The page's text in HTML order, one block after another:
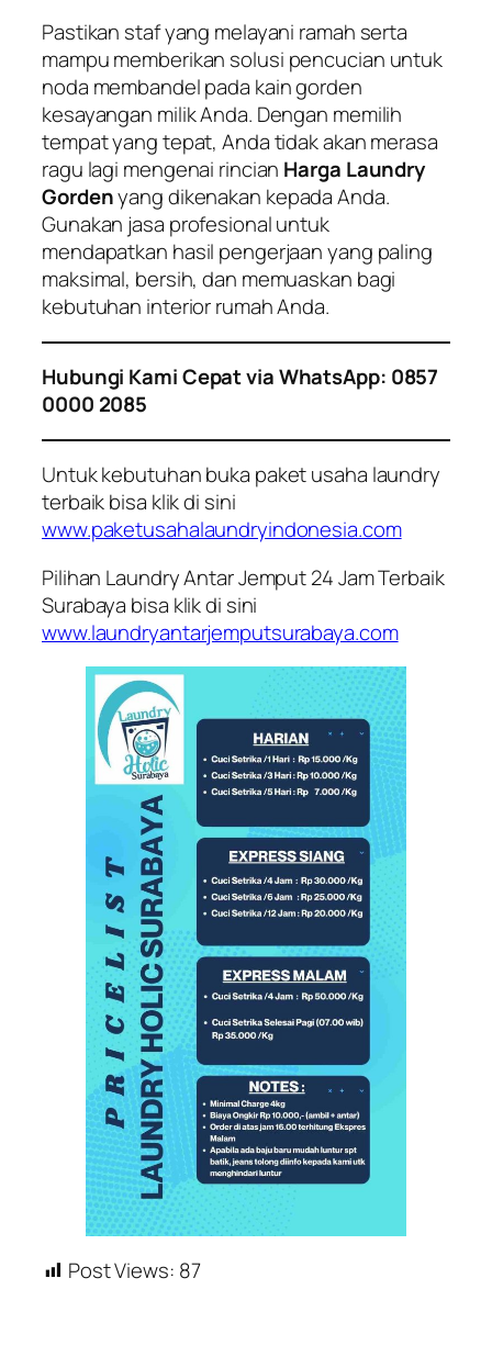
Pastikan staf yang melayani ramah serta
mampu memberikan solusi pencucian untuk
noda membandel pada kain gorden
kesayangan milik Anda. Dengan memilih
tempat yang tepat, Anda tidak akan merasa
ragu lagi mengenai rincian Harga Laundry
Gordenyang dikenakan kepada Anda.
Gunakan jasa profesional untuk
mendapatkan hasil pengerjaan yang paling
maksimal, bersih, dan memuaskan bagi
kebutuhan interior rumah Anda.
Hubungi Kami Cepat via WhatsApp: 0857
0000 2085
Untuk kebutuhan buka paket usaha laundry
terbaik bisa klik di sini
www.paketusahalaundryindonesia.com
Pilihan Laundry Antar Jemput 24 Jam Terbaik
Surabaya bisa klik di sini
www.laundryantarjemputsurabaya.com
Post Views: 87